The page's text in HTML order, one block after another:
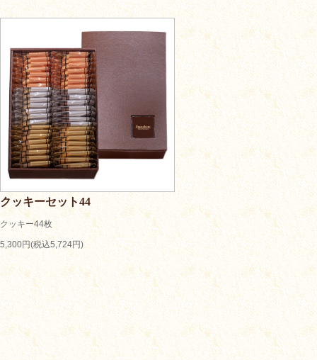
クッキーセット44
クッキー44枚
5,300円(税込5,724円)